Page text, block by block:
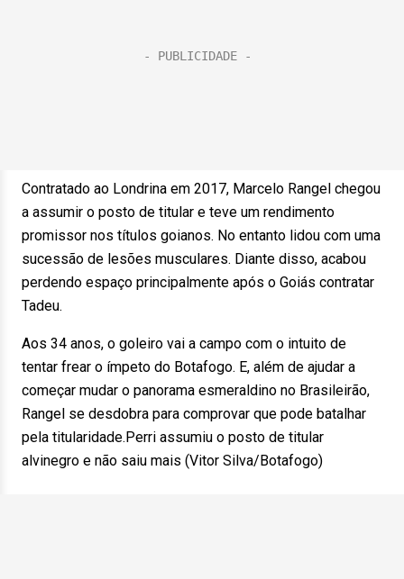
Contratado ao Londrina em 2017, Marcelo Rangel chegou
a assumir o posto de titular e teve um rendimento
promissor nos títulos goianos. No entanto lidou com uma
sucessão de lesões musculares. Diante disso, acabou
perdendo espaço principalmente após o Goiás contratar
Tadeu.
Aos 34 anos, o goleiro vai a campo com o intuito de
tentar frear o ímpeto do Botafogo. E, além de ajudar a
começar mudar o panorama esmeraldino no Brasileirão,
Rangel se desdobra para comprovar que pode batalhar
pela titularidade.Perri assumiu o posto de titular
alvinegro e não saiu mais (Vitor Silva/Botafogo)